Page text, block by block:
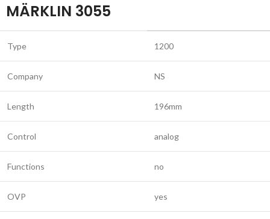
MÄRKLIN 3055
Type 1200
Company NS
Length 196mm
Control analog
Functions no
OVP yes